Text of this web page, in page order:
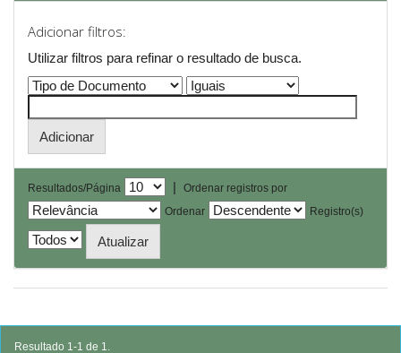
Adicionar filtros:
Utilizar filtros para refinar o resultado de busca.
Resultados/Página |
Ordenar registros por
Ordenar
Registro(s)
Resultado 1-1 de 1.